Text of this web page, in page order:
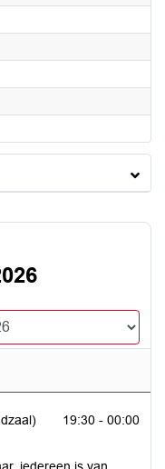
19:30 - 00:00